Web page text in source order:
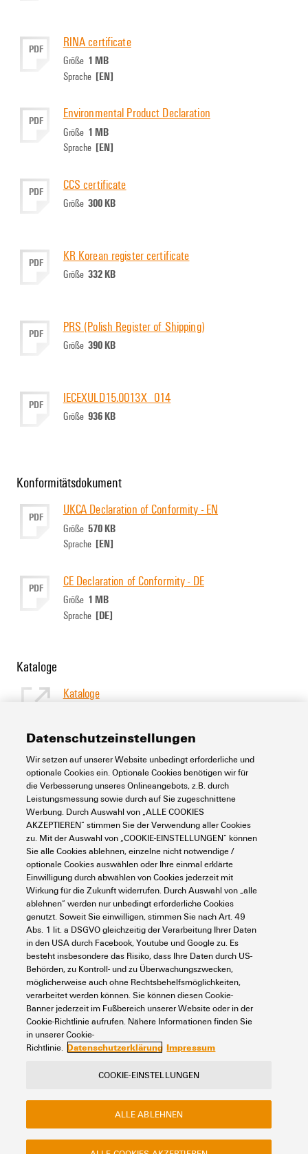
PDF RINA certificate
Größe 1 MB
Sprache [EN]
PDF Environmental Product Declaration
Größe 1 MB
Sprache [EN]
PDF CCS certificate
Größe 300 KB
PDF KR Korean register certificate
Größe 332 KB
PDF PRS (Polish Register of Shipping)
Größe 390 KB
PDF IECEXULD15.0013X_014
Größe 936 KB
Konformitätsdokument
PDF UKCA Declaration of Conformity - EN
Größe 570 KB
Sprache [EN]
PDF CE Declaration of Conformity - DE
Größe 1 MB
Sprache [DE]
Kataloge
Kataloge
Support Center
Support Center
Suchen Sie regelmäßig nach Downloads?
Besuchen Sie unser Support Center!
Leistungsstarke Suche - Dank einer optimierten Suchfunktion
finden Sie Ihre Antwort noch schneller in unserem Support
Center
Mehrere Dateien auf einmal herunterladen. Verwenden Sie die
Schnellspur, um z. B. mehrere Step-Dateien auf einmal
herunterzuladen
Markieren Sie bevorzugte Produkte und Dokumente, sehen Sie
sich Anwendungshinweise, Video-Tutorials und FAQs an,
erstellen Sie Serviceanfragen, ...
Über unseren eShop
Datenschutz
Weidmüller Unternehmenswebseite
Häufig gestellte Fragen
Entsorgungshinweise
Datenschutzeinstellungen
Wir setzen auf unserer Website unbedingt erforderliche und
optionale Cookies ein. Optionale Cookies benötigen wir für
die Verbesserung unseres Onlineangebots, z.B. durch
Leistungsmessung sowie durch auf Sie zugeschnittene
Werbung. Durch Auswahl von „ALLE COOKIES
AKZEPTIEREN“ stimmen Sie der Verwendung aller Cookies
zu. Mit der Auswahl von „COOKIE-EINSTELLUNGEN“ können
Sie alle Cookies ablehnen, einzelne nicht notwendige /
optionale Cookies auswählen oder Ihre einmal erklärte
Einwilligung durch abwählen von Cookies jederzeit mit
Wirkung für die Zukunft widerrufen. Durch Auswahl von „alle
ablehnen“ werden nur unbedingt erforderliche Cookies
genutzt. Soweit Sie einwilligen, stimmen Sie nach Art. 49
Abs. 1 lit. a DSGVO gleichzeitig der Verarbeitung Ihrer Daten
in den USA durch Facebook, Youtube und Google zu. Es
besteht insbesondere das Risiko, dass Ihre Daten durch US-
Behörden, zu Kontroll- und zu Überwachungszwecken,
möglicherweise auch ohne Rechtsbehelfsmöglichkeiten,
verarbeitet werden können. Sie können diesen Cookie-
Banner jederzeit im Fußbereich unserer Website oder in der
Cookie-Richtlinie aufrufen. Nähere Informationen finden Sie
in unserer Cookie-
Richtlinie. Datenschutzerklärung Impressum
COOKIE-EINSTELLUNGEN
ALLE ABLEHNEN